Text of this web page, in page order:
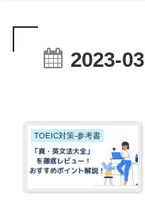
2023-03
TOEIC対策-参考書